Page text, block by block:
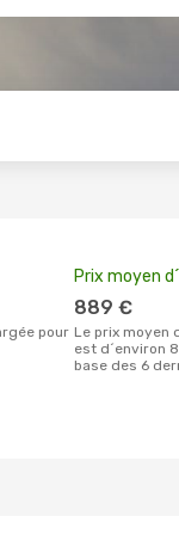
Prix moyen
889 €
Le prix moyen d'un billet Dakar Hargeisa
est d´environ
base des 6